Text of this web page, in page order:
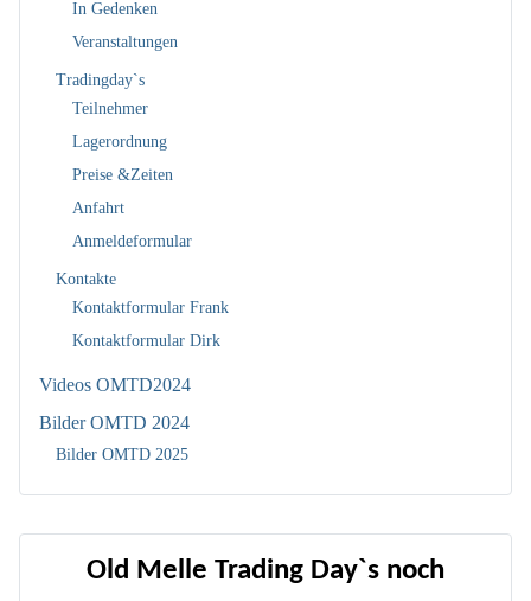
Old Melle Trading Day`s noch
In Gedenken
Veranstaltungen
Tradingday`s
Teilnehmer
Lagerordnung
Preise &Zeiten
Anfahrt
Anmeldeformular
Kontakte
Kontaktformular Frank
Kontaktformular Dirk
Videos OMTD2024
Bilder OMTD 2024
Bilder OMTD 2025